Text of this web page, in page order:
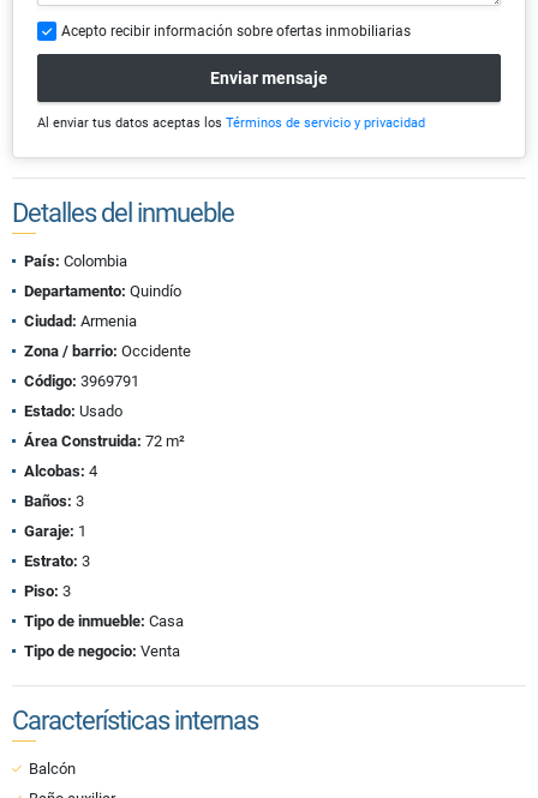
Acepto recibir información sobre ofertas inmobiliarias
Enviar mensaje
Al enviar tus datos aceptas los Términos de servicio y privacidad
Detalles del inmueble
País: Colombia
Departamento: Quindío
Ciudad: Armenia
Zona / barrio: Occidente
Código: 3969791
Estado: Usado
Área Construida: 72 m²
Alcobas: 4
Baños: 3
Garaje: 1
Estrato: 3
Piso: 3
Tipo de inmueble: Casa
Tipo de negocio: Venta
Características internas
Balcón